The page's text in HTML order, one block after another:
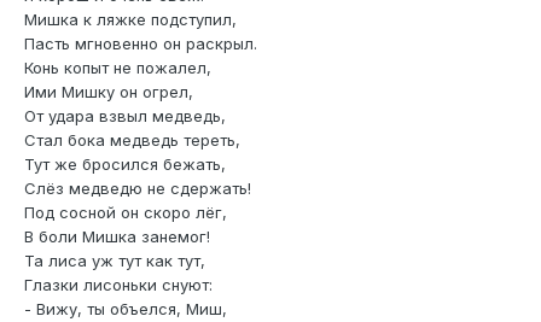
Мишка к ляжке подступил,
Пасть мгновенно он раскрыл.
Конь копыт не пожалел,
Ими Мишку он огрел,
От удара взвыл медведь,
Стал бока медведь тереть,
Тут же бросился бежать,
Слёз медведю не сдержать!
Под сосной он скоро лёг,
В боли Мишка занемог!
Та лиса уж тут как тут,
Глазки лисоньки снуют:
- Вижу, ты объелся, Миш,